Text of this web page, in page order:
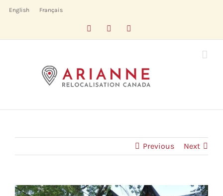
English Français
FacebookLinkedIn
Previous Next
View